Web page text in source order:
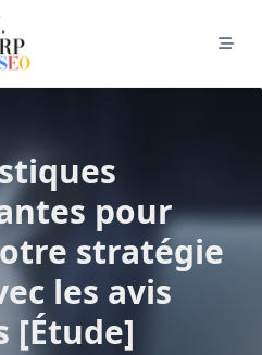
pour
stratégie
les avis
[Étude]